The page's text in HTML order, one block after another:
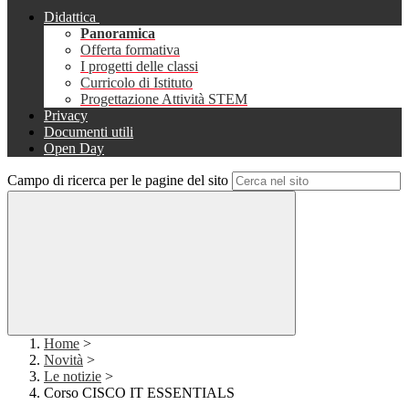
Didattica
Panoramica
Offerta formativa
I progetti delle classi
Curricolo di Istituto
Progettazione Attività STEM
Privacy
Documenti utili
Open Day
Campo di ricerca per le pagine del sito
Home >
Novità >
Le notizie >
Corso CISCO IT ESSENTIALS